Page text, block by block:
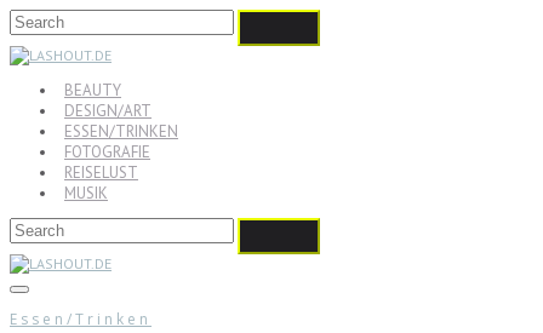
BEAUTY
DESIGN/ART
ESSEN/TRINKEN
FOTOGRAFIE
REISELUST
MUSIK
Essen/Trinken